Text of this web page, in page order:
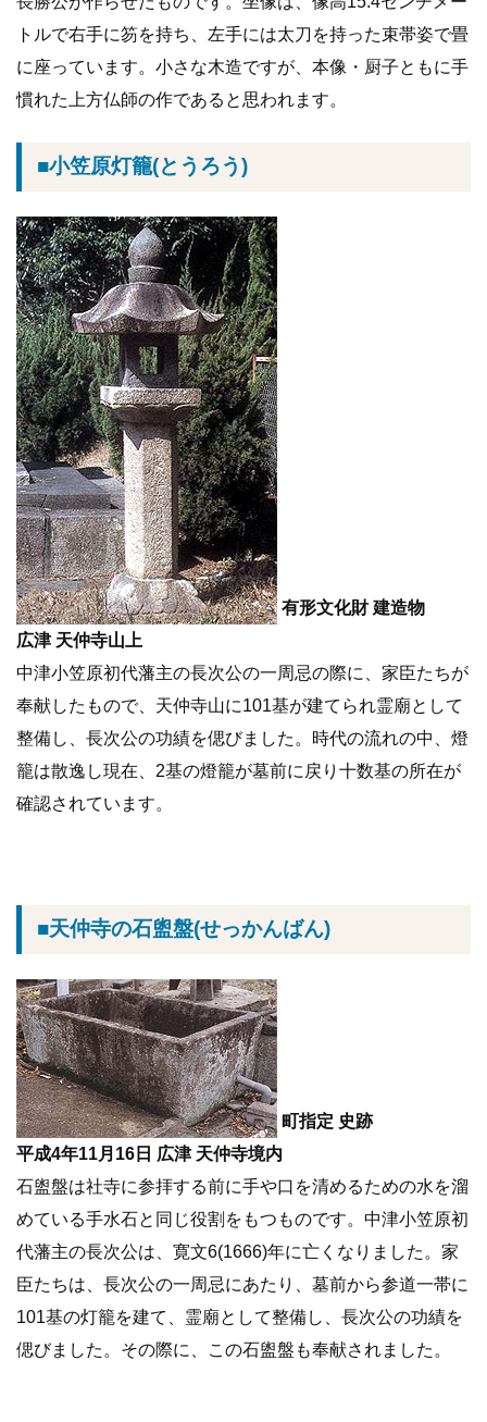
トルで右手に笏を持ち、左手には太刀を持った束帯姿で畳
に座っています。小さな木造ですが、本像・厨子ともに手
慣れた上方仏師の作であると思われます。
■小笠原灯籠(とうろう)
有形文化財 建造物
広津 天仲寺山上
中津小笠原初代藩主の長次公の一周忌の際に、家臣たちが
奉献したもので、天仲寺山に101基が建てられ霊廟として
整備し、長次公の功績を偲びました。時代の流れの中、燈
籠は散逸し現在、2基の燈籠が墓前に戻り十数基の所在が
確認されています。
■天仲寺の石盥盤(せっかんばん)
町指定 史跡
平成4年11月16日 広津 天仲寺境内
石盥盤は社寺に参拝する前に手や口を清めるための水を溜
めている手水石と同じ役割をもつものです。中津小笠原初
代藩主の長次公は、寛文6(1666)年に亡くなりました。家
臣たちは、長次公の一周忌にあたり、墓前から参道一帯に
101基の灯籠を建て、霊廟として整備し、長次公の功績を
偲びました。その際に、この石盥盤も奉献されました。